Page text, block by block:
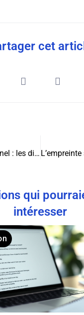
cet
Milieu professionnel : les différents types d’écrans pc à connaître pour le bon choix selon sa profession
qui
intéresser